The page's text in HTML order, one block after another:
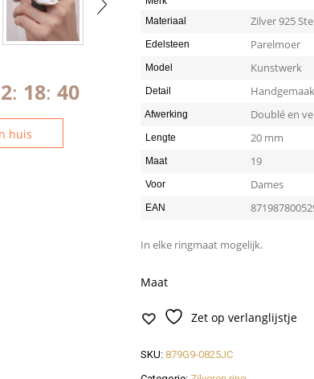
: 18:39
huis
Materiaal Zilver 925
Edelsteen Parelmoer
Model Kunstwerk
Detail
Afwerking Doublé en
Lengte 20 mm
Maat 19
Voor Dames
EAN
In elke ringmaat mogelijk.
Maat
Zet op verlanglijstje
SKU: 879G9-0825JC